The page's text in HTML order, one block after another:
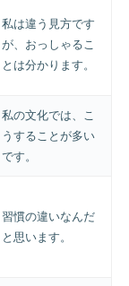
私は違う見方です
が、おっしゃるこ
とは分かります。
私の文化では、こ
うすることが多い
です。
習慣の違いなんだ
と思います。